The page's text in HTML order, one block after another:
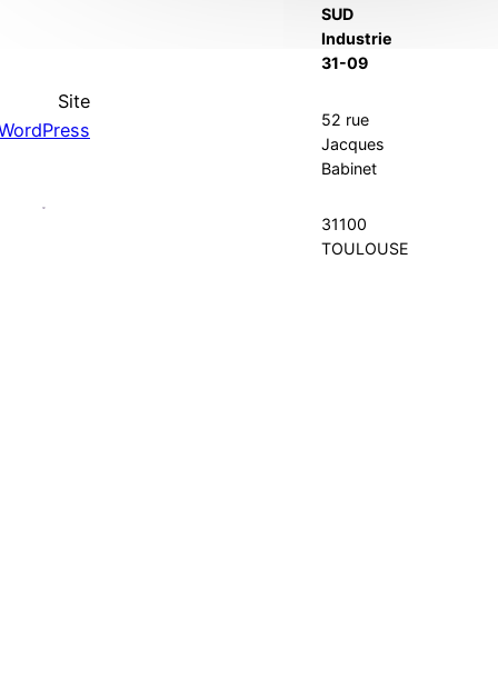
Site
SUD
Industrie
31-09
52 rue
Jacques
Babinet
31100
TOULOUSE